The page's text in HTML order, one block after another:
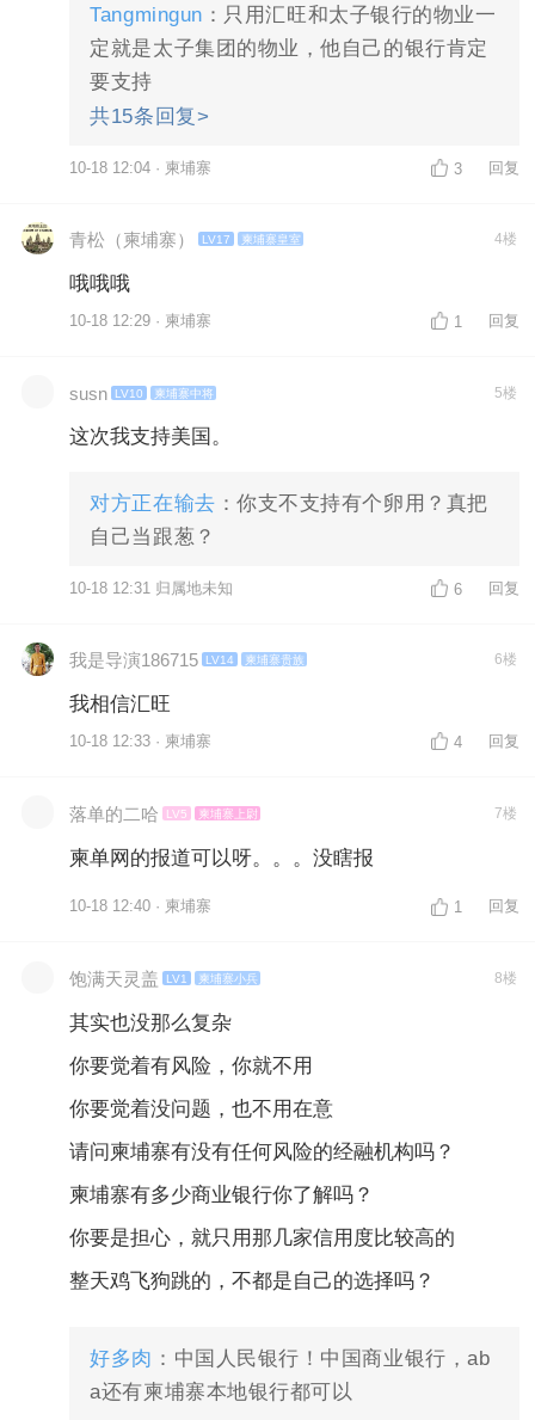
Tangmingun ：只用汇旺和太子银行的物业一
定就是太子集团的物业，他自己的银行肯定
要支持
共15条回复>
10-18 12:04 · 柬埔寨 3 回复
青松（柬埔寨） LV17 柬埔寨皇室 4楼
哦哦哦
10-18 12:29 · 柬埔寨 1 回复
susn LV10 柬埔寨中将 5楼
这次我支持美国。
对方正在输去 ：你支不支持有个卵用？真把
自己当跟葱？
10-18 12:31 归属地未知 6 回复
我是导演186715 LV14 柬埔寨贵族 6楼
我相信汇旺
10-18 12:33 · 柬埔寨 4 回复
落单的二哈 LV5 柬埔寨上尉 7楼
柬单网的报道可以呀。。。没瞎报
10-18 12:40 · 柬埔寨 1 回复
饱满天灵盖 LV1 柬埔寨小兵 8楼
其实也没那么复杂
你要觉着有风险，你就不用
你要觉着没问题，也不用在意
请问柬埔寨有没有任何风险的经融机构吗？
柬埔寨有多少商业银行你了解吗？
你要是担心，就只用那几家信用度比较高的
整天鸡飞狗跳的，不都是自己的选择吗？
好多肉 ：中国人民银行！中国商业银行，ab
a还有柬埔寨本地银行都可以